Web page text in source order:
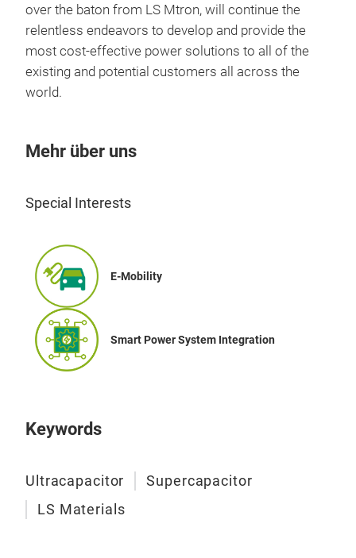
over the baton from LS Mtron, will continue the
relentless endeavors to develop and provide the
most cost-effective power solutions to all of the
existing and potential customers all across the
world.
Mehr über uns
Special Interests
E-Mobility
Smart Power System Integration
Keywords
Ultracapacitor
Supercapacitor
LS Materials